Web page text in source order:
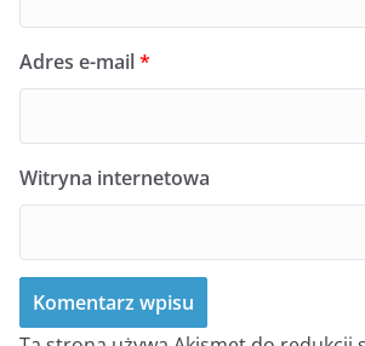
Adres e-mail*
Witryna internetowa